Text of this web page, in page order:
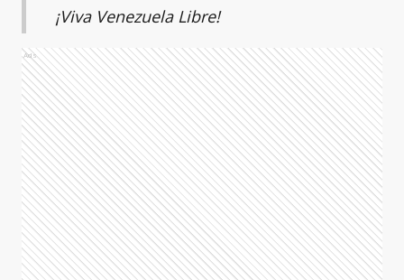
¡Viva Venezuela Libre!
Ads